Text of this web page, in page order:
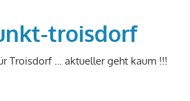
troisdorf
Troisdorf … aktueller geht kaum !!!